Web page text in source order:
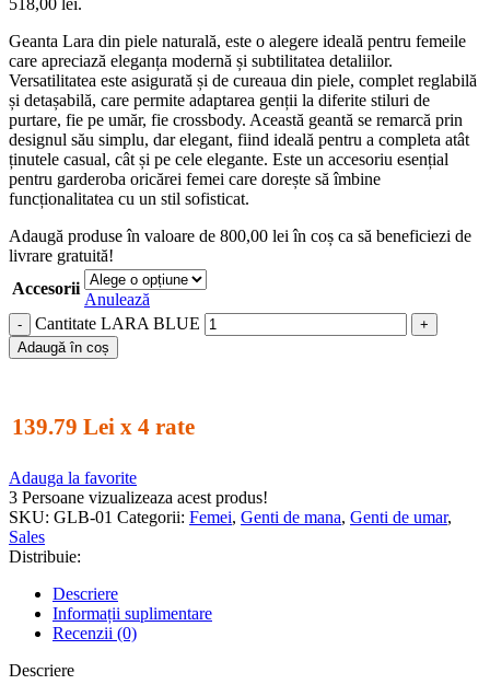
Geanta Lara din piele naturală, este o alegere ideală pentru femeile
care apreciază eleganța modernă și subtilitatea detaliilor.
Versatilitatea este asigurată și de cureaua din piele, complet reglabilă
și detașabilă, care permite adaptarea genții la diferite stiluri de
purtare, fie pe umăr, fie crossbody. Această geantă se remarcă prin
designul său simplu, dar elegant, fiind ideală pentru a completa atât
ținutele casual, cât și pe cele elegante. Este un accesoriu esențial
pentru garderoba oricărei femei care dorește să îmbine
funcționalitatea cu un stil sofisticat.
Adaugă produse în valoare de 800,00 lei în coș ca să beneficiezi de
livrare gratuită!
Accesorii
Anulează
Cantitate LARA BLUE
Adaugă în coș
139.79 Lei x 4 rate
Adauga la favorite
3 Persoane vizualizeaza acest produs!
SKU: GLB-01 Categorii: Femei, Genti de mana, Genti de umar,
Sales
Distribuie:
Descriere
Informații suplimentare
Recenzii (0)
Descriere